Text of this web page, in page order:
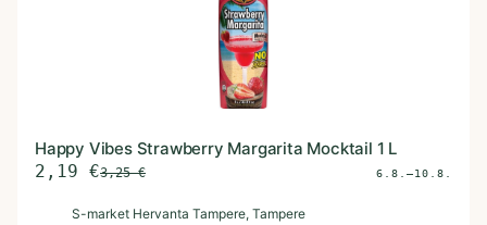
Happy Vibes Strawberry Margarita Mocktail 1 L
2,19 €3,25€ 6.8.–10.8.
S-market Hervanta Tampere, Tampere